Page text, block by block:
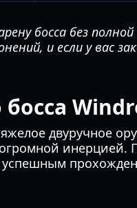
босса без
и если у вас
двуручное
инерцией.